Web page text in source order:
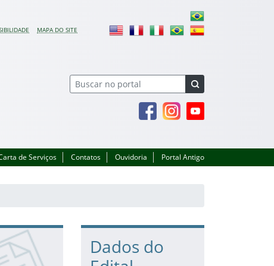
MAPA DO SITE
FacebookInstagramYoutube
de Serviços Contatos Ouvidoria Portal Antigo
Dados do